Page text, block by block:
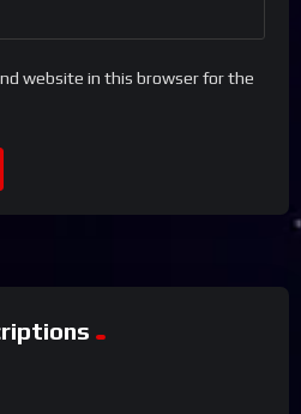
website in this browser for the